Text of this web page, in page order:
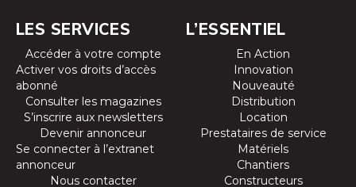
LES SERVICES
Accéder à votre compte
Activer vos droits d’accès
abonné
Consulter les magazines
S’inscrire aux newsletters
Devenir annonceur
Se connecter à l’extranet
annonceur
Nous contacter
L’ESSENTIEL
En Action
Innovation
Nouveauté
Distribution
Location
Prestataires de service
Matériels
Chantiers
Constructeurs